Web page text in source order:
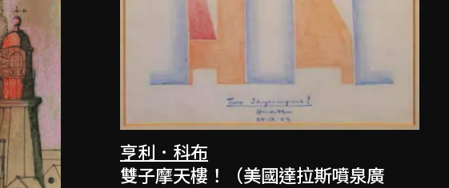
亨利．科布
雙子摩天樓！（美國達拉斯噴泉廣